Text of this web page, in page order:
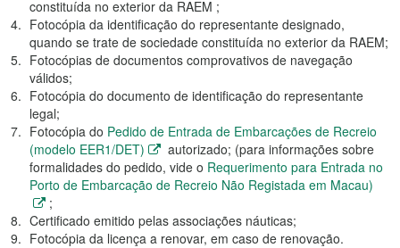
constituída no exterior da RAEM ;
Fotocópia da identificação do representante designado,
quando se trate de sociedade constituída no exterior da RAEM;
Fotocópias de documentos comprovativos de navegação
válidos;
Fotocópia do documento de identificação do representante
legal;
Fotocópia do Pedido de Entrada de Embarcações de Recreio
(modelo EER1/DET)
autorizado; (para informações sobre
formalidades do pedido, vide o Requerimento para Entrada no
Porto de Embarcação de Recreio Não Registada em Macau)
;
Certificado emitido pelas associações náuticas;
Fotocópia da licença a renovar, em caso de renovação.